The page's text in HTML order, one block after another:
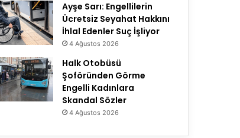
Ayşe Sarı: Engellilerin
Ücretsiz Seyahat Hakkını
İhlal Edenler Suç İşliyor
4 Ağustos 2026
Halk Otobüsü
Şoföründen Görme
Engelli Kadınlara
Skandal Sözler
4 Ağustos 2026